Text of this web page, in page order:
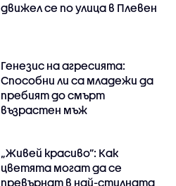
движел се по улица в Плевен
Генезис на агресията:
Способни ли са младежи да
пребият до смърт
възрастен мъж
„Живей красиво”: Как
цветята могат да се
превърнат в най-стилната